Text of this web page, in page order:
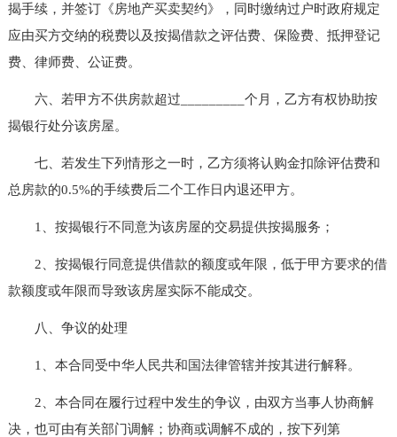
揭手续，并签订《房地产买卖契约》，同时缴纳过户时政府规定
应由买方交纳的税费以及按揭借款之评估费、保险费、抵押登记
费、律师费、公证费。
六、若甲方不供房款超过_________个月，乙方有权协助按
揭银行处分该房屋。
七、若发生下列情形之一时，乙方须将认购金扣除评估费和
总房款的0.5%的手续费后二个工作日内退还甲方。
1、按揭银行不同意为该房屋的交易提供按揭服务；
2、按揭银行同意提供借款的额度或年限，低于甲方要求的借
款额度或年限而导致该房屋实际不能成交。
八、争议的处理
1、本合同受中华人民共和国法律管辖并按其进行解释。
2、本合同在履行过程中发生的争议，由双方当事人协商解
决，也可由有关部门调解；协商或调解不成的，按下列第